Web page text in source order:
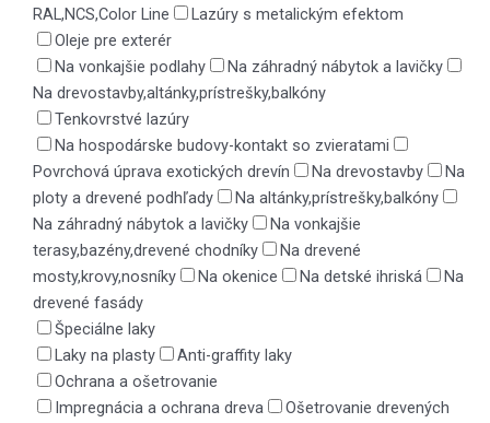
RAL,NCS,Color Line
Lazúry s metalickým efektom
Oleje pre exterér
Na vonkajšie podlahy
Na záhradný nábytok a lavičky
Na drevostavby,altánky,prístrešky,balkóny
Tenkovrstvé lazúry
Na hospodárske budovy-kontakt so zvieratami
Povrchová úprava exotických drevín
Na drevostavby
Na
ploty a drevené podhľady
Na altánky,prístrešky,balkóny
Na záhradný nábytok a lavičky
Na vonkajšie
terasy,bazény,drevené chodníky
Na drevené
mosty,krovy,nosníky
Na okenice Na detské ihriská
Na
drevené fasády
Špeciálne laky
Laky na plasty
Anti-graffity laky
Ochrana a ošetrovanie
Impregnácia a ochrana dreva
Ošetrovanie drevených